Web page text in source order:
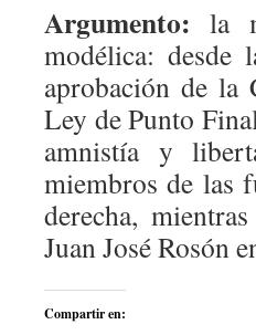
Argumento: la
modélica: desde
aprobación de la
Ley de Punto
amnistía y
miembros de las
derecha,
Juan José Rosón
Compartir en: